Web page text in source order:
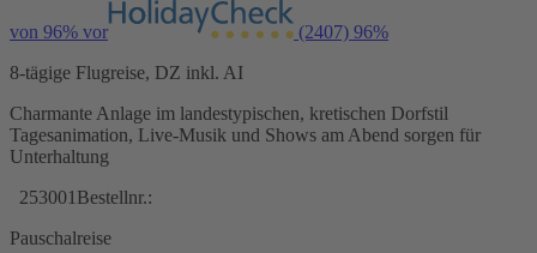
von 96% vor (2407) 96%
8-tägige Flugreise, DZ inkl. AI
Charmante Anlage im landestypischen, kretischen Dorfstil
Tagesanimation, Live-Musik und Shows am Abend sorgen für
Unterhaltung
253001 Bestellnr.:
Pauschalreise